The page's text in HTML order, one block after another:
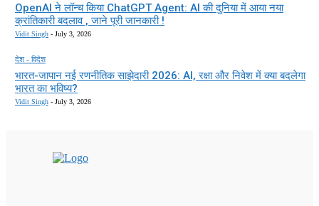
OpenAI ने लॉन्च किया ChatGPT Agent: AI की दुनिया में आया नया
क्रांतिकारी बदलाव , जाने पूरी जानकारी !
Vidit Singh - July 3, 2026
देश - विदेश
भारत-जापान नई रणनीतिक साझेदारी 2026: AI, रक्षा और निवेश में क्या बदलेगा
भारत का भविष्य?
Vidit Singh - July 3, 2026